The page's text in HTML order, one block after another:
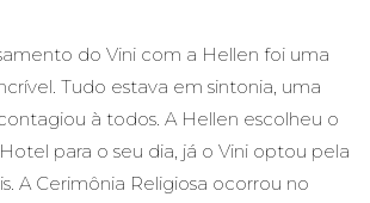
do Vini com a Hellen foi uma
Tudo estava em sintonia, uma
à todos. A Hellen escolheu o
para o seu dia, já o Vini optou pela
A Cerimônia Religiosa ocorrou no